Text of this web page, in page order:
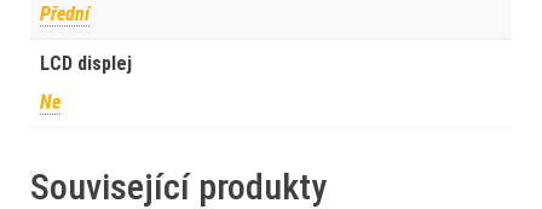
Přední
LCD displej
Ne
Související produkty